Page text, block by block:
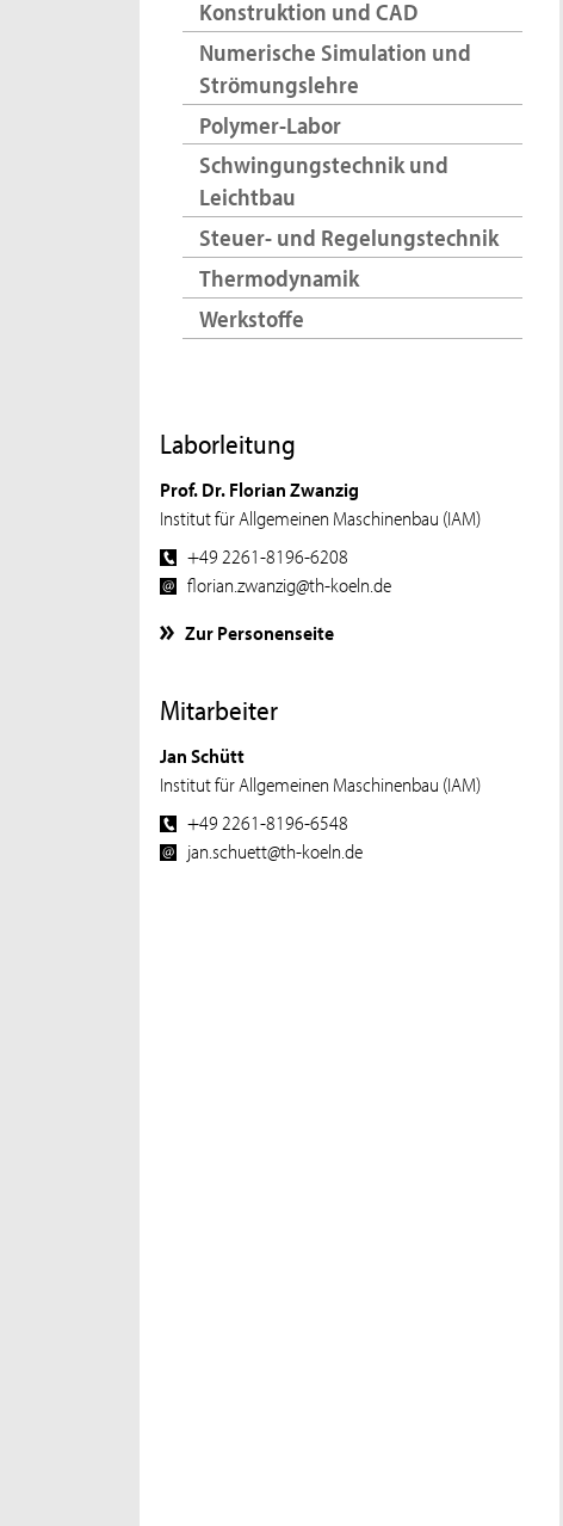
Konstruktion und CAD
Numerische Simulation und
Strömungslehre
Polymer-Labor
Schwingungstechnik und
Leichtbau
Steuer- und Regelungstechnik
Thermodynamik
Werkstoffe
Laborleitung
Prof. Dr. Florian Zwanzig
Institut für Allgemeinen Maschinenbau (IAM)
+49 2261-8196-6208
florian.zwanzig@th-koeln.de
Zur Personenseite
Mitarbeiter
Jan Schütt
Institut für Allgemeinen Maschinenbau (IAM)
+49 2261-8196-6548
jan.schuett@th-koeln.de